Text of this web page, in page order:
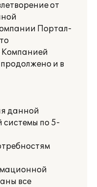
от
Портал-
Компанией
и в
данной
по 5-
все